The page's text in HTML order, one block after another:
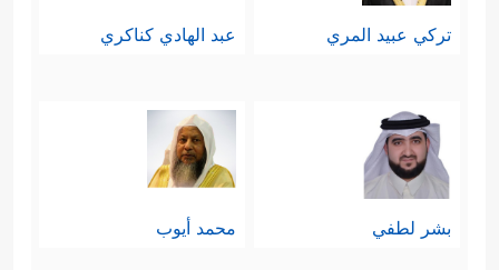
تركي عبيد المري عبد الهادي كناكري
بشر لطفي محمد أيوب